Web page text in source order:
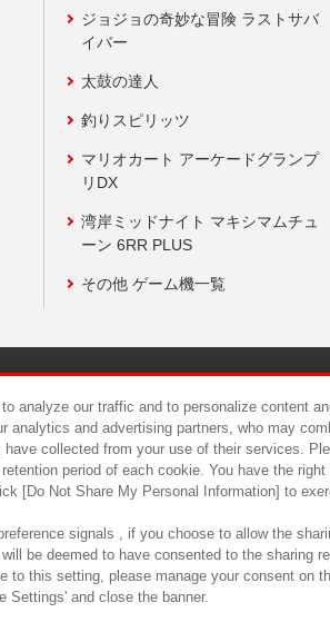
ジョジョの奇妙な冒険 ラストサバ
イバー
太鼓の達人
釣りスピリッツ
マリオカート アーケードグランプ
リDX
湾岸ミッドナイト マキシマムチュ
ーン 6RR PLUS
その他 ゲーム機一覧
食品のご提供について カスタマーハラ
analyze our traffic and to personalize content
analytics and advertising partners, who may
collected from your use of their services.
period of each cookie. You have the
[Do Not Share My Personal Information] to
signals , if you choose to allow the
be deemed to have consented to the sharing
to this setting, please manage your consent on
Settings' and close the banner.